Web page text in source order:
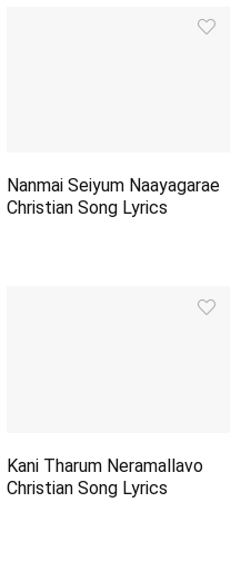
Nanmai Seiyum Naayagarae
Christian Song Lyrics
Kani Tharum Neramallavo
Christian Song Lyrics